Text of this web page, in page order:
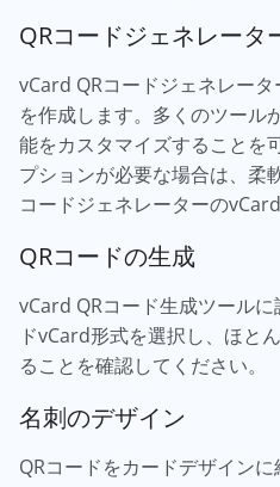
QRコードジェネレータ
vCard QRコードジェネレー
を作成します。多くのツール
能をカスタマイズすることを
プションが必要な場合は、柔
コードジェネレーターの
QRコードの生成
vCard QRコード生成ツール
ドvCard形式を選択し、ほと
ることを確認してください。
名刺のデザイン
QRコードをカードデザイン